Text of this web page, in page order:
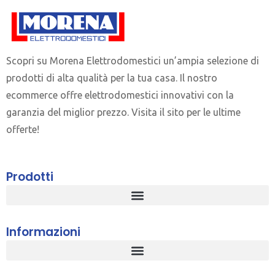
Scopri su Morena Elettrodomestici un’ampia selezione di
prodotti di alta qualità per la tua casa. Il nostro
ecommerce offre elettrodomestici innovativi con la
garanzia del miglior prezzo. Visita il sito per le ultime
offerte!
Prodotti
Informazioni